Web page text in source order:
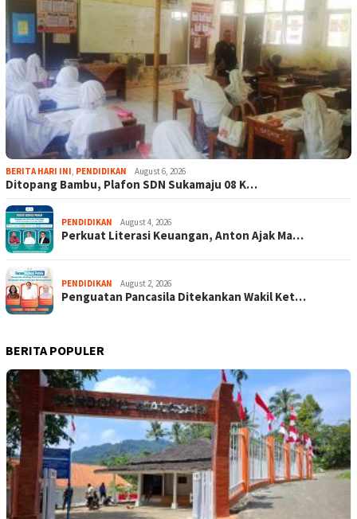
BERITA HARI INI, PENDIDIKAN August 6, 2026
Ditopang Bambu, Plafon SDN Sukamaju 08 K…
PENDIDIKAN August 4, 2026
Perkuat Literasi Keuangan, Anton Ajak Ma…
PENDIDIKAN August 2, 2026
Penguatan Pancasila Ditekankan Wakil Ket…
BERITA POPULER